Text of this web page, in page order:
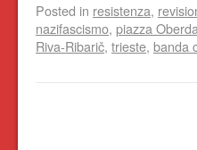
Posted in resistenza,
nazifascismo, piazza
Riva-Ribarič, trieste, banda